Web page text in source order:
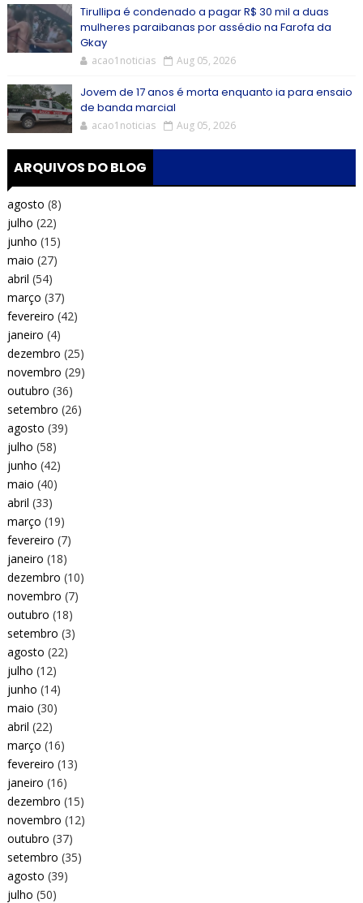
Tirullipa é condenado a pagar R$ 30 mil a duas
mulheres paraibanas por assédio na Farofa da
Gkay
acao1noticias Aug 05, 2026
Jovem de 17 anos é morta enquanto ia para ensaio
de banda marcial
acao1noticias Aug 05, 2026
ARQUIVOS DO BLOG
agosto (8)
julho (22)
junho (15)
maio (27)
abril (54)
março (37)
fevereiro (42)
janeiro (4)
dezembro (25)
novembro (29)
outubro (36)
setembro (26)
agosto (39)
julho (58)
junho (42)
maio (40)
abril (33)
março (19)
fevereiro (7)
janeiro (18)
dezembro (10)
novembro (7)
outubro (18)
setembro (3)
agosto (22)
julho (12)
junho (14)
maio (30)
abril (22)
março (16)
fevereiro (13)
janeiro (16)
dezembro (15)
novembro (12)
outubro (37)
setembro (35)
agosto (39)
julho (50)